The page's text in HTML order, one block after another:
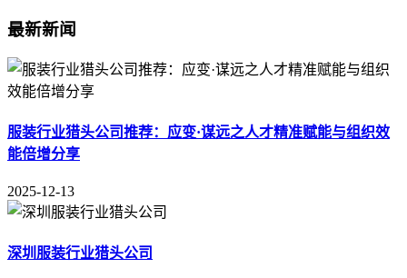
最新新闻
服装行业猎头公司推荐：应变·谋远之人才精准赋能与组织效
能倍增分享
2025-12-13
深圳服装行业猎头公司